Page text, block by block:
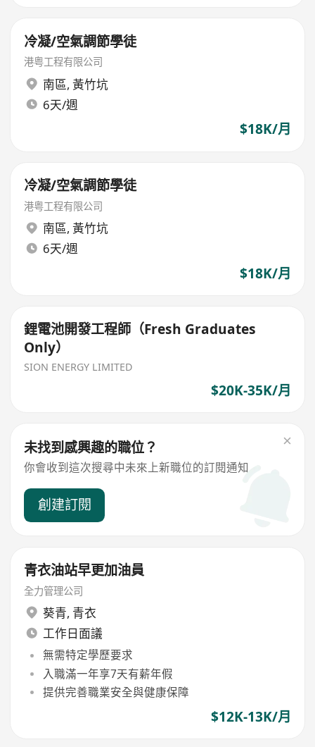
冷凝/空氣調節學徒
港粤工程有限公司
南區, 黃竹坑
6天/週
$18K/月
冷凝/空氣調節學徒
港粤工程有限公司
南區, 黃竹坑
6天/週
$18K/月
鋰電池開發工程師（Fresh Graduates
Only）
SION ENERGY LIMITED
$20K-35K/月
未找到感興趣的職位？
你會收到這次搜尋中未來上新職位的訂閱通知
創建訂閱
青衣油站早更加油員
全力管理公司
葵青, 青衣
工作日面議
無需特定學歷要求
入職滿一年享7天有薪年假
提供完善職業安全與健康保障
$12K-13K/月